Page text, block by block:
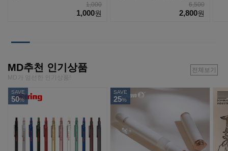
1,000
1,000원
6,500
2,800원
MD추천 인기상품
MD가 엄선한 인기상품!
전체보기
SAVE
50%
SAVE
25%